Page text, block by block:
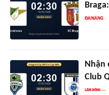
Nhận
Club